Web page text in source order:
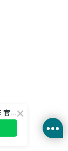
歡迎訂閱hoi!的LINE 官方帳號